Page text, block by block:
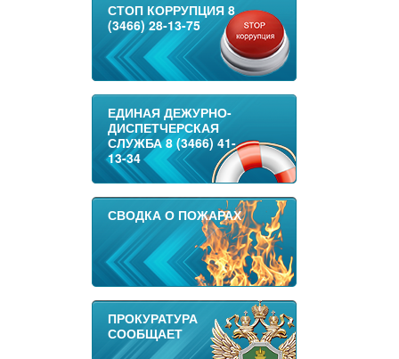
СТОП КОРРУПЦИЯ 8
(3466) 28-13-75
ЕДИНАЯ ДЕЖУРНО-
ДИСПЕТЧЕРСКАЯ
СЛУЖБА 8 (3466) 41-
13-34
СВОДКА О ПОЖАРАХ
ПРОКУРАТУРА
СООБЩАЕТ